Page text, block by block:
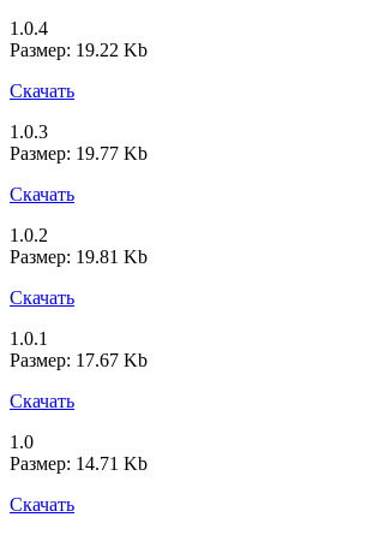
1.0.4
Размер: 19.22 Kb
Скачать
1.0.3
Размер: 19.77 Kb
Скачать
1.0.2
Размер: 19.81 Kb
Скачать
1.0.1
Размер: 17.67 Kb
Скачать
1.0
Размер: 14.71 Kb
Скачать